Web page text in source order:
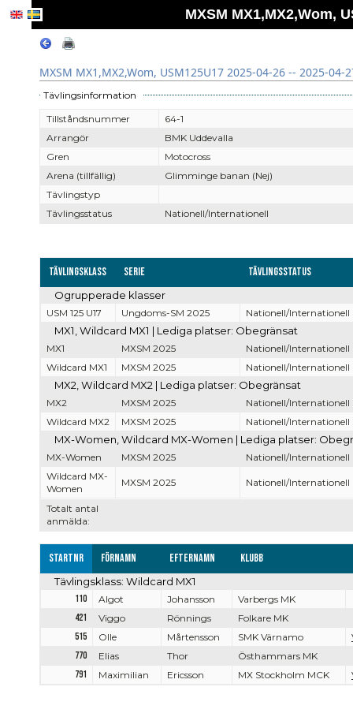
MXSM MX1,MX2,Wom,
MXSM MX1,MX2,Wom, USM125U17 2025-04-26 -- 2025-04-
Tävlingsinformation
Tillståndsnummer
64-1
Arrangör
BMK Uddevalla
Gren
Motocross
Arena (tillfällig)
Glimminge banan (Nej)
Tävlingstyp
Tävlingsstatus
Nationell/Internationell
Tävlingsklass Serie Tävlingsstatus
Totalt antal
anmälda:
Ogrupperade klasser
USM 125 U17 Ungdoms-SM 2025 Nationell/Internationell
MX1, Wildcard MX1 | Lediga platser: Obegränsat
MX1 MXSM 2025
Nationell/Internationell
Wildcard MX1
MXSM 2025 Nationell/Internationell
MX2, Wildcard MX2 | Lediga platser: Obegränsat
MX2 MXSM 2025
Nationell/Internationell
Wildcard MX2
MXSM 2025 Nationell/Internationell
MX-Women, Wildcard MX-Women | Lediga platser:
MX-Women MXSM 2025
Nationell/Internationell
Wildcard MX-
Women
MXSM 2025 Nationell/Internationell
Startnr Förnamn Efternamn Klubb
Tävlingsklass: Wildcard MX1
110 Algot Johansson
Varbergs MK
421
Viggo Rönnings
Folkare MK
515
Olle Mårtensson SMK Värnamo
770
Elias Thor
Östhammars MK
791
Maximilian Ericsson MX Stockholm MCK